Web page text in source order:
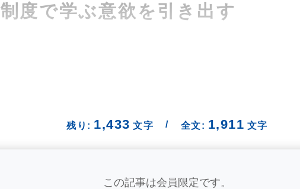
度で学ぶ意欲を引き出す
残り: 1,433 文字 / 全文: 1,911 文字
この記事は会員限定です。